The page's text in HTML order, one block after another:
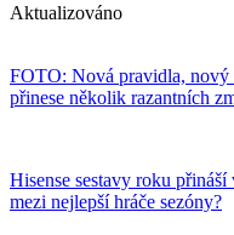
Aktualizováno
FOTO: Nová pravidla, nový
přinese několik razantních
Hisense sestavy roku
mezi nejlepší hráče sezóny?